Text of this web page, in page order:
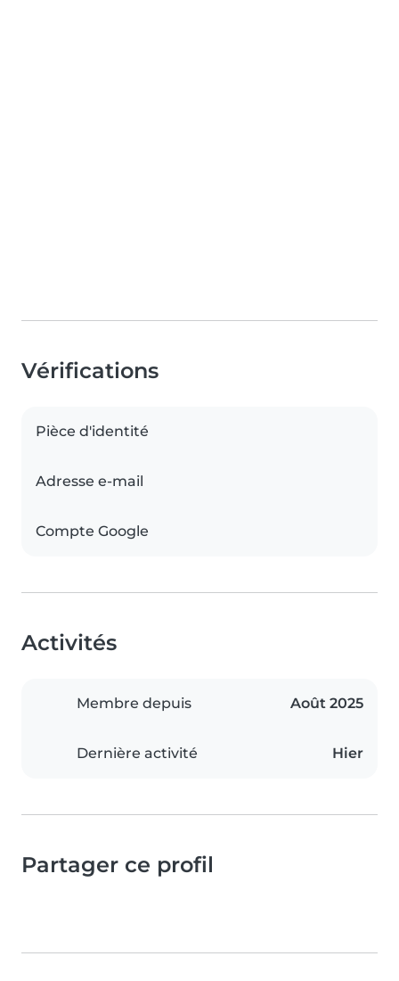
Vérifications
Pièce d'identité
Adresse e-mail
Compte Google
Activités
Membre depuis Août 2025
Dernière activité Hier
Partager ce profil